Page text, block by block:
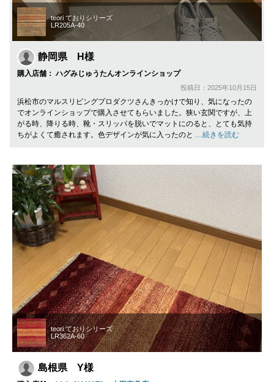
teori ておりシリーズ
LR205A-40
静岡県 H様
購入店舗： ハグみじゅうたんオンラインショップ
投稿日：2025年10月15日
浜松市のマルスリビングプロダクツさんきっかけで知り、気になったの
でオンラインショップで購入させてもらいました。狭い玄関ですが、上
がる時、降りる時、靴・スリッパを脱いでマットにのると、とても気持
ちがよくて癒されます。色デザインが気に入ったのと
…続きを読む
teori ておりシリーズ
LR362A-60
島根県 Y様